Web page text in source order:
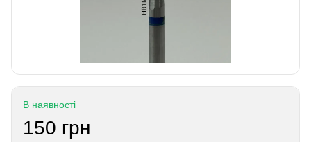
В наявності
150 грн